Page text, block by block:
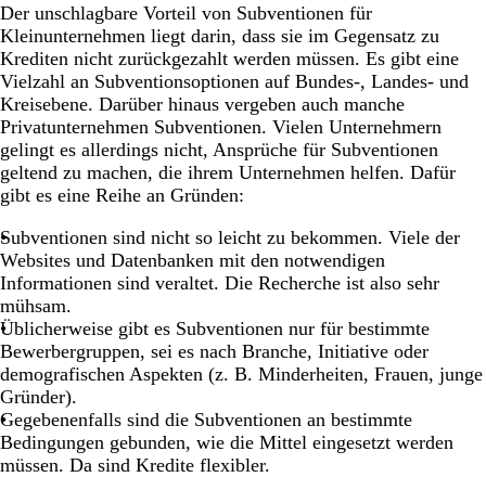
Der unschlagbare Vorteil von Subventionen für
Kleinunternehmen liegt darin, dass sie im Gegensatz zu
Krediten nicht zurückgezahlt werden müssen. Es gibt eine
Vielzahl an Subventionsoptionen auf Bundes-, Landes- und
Kreisebene. Darüber hinaus vergeben auch manche
Privatunternehmen Subventionen. Vielen Unternehmern
gelingt es allerdings nicht, Ansprüche für Subventionen
geltend zu machen, die ihrem Unternehmen helfen. Dafür
gibt es eine Reihe an Gründen:
Subventionen sind nicht so leicht zu bekommen. Viele der
Websites und Datenbanken mit den notwendigen
Informationen sind veraltet. Die Recherche ist also sehr
mühsam.
Üblicherweise gibt es Subventionen nur für bestimmte
Bewerbergruppen, sei es nach Branche, Initiative oder
demografischen Aspekten (z. B. Minderheiten, Frauen, junge
Gründer).
Gegebenenfalls sind die Subventionen an bestimmte
Bedingungen gebunden, wie die Mittel eingesetzt werden
müssen. Da sind Kredite flexibler.